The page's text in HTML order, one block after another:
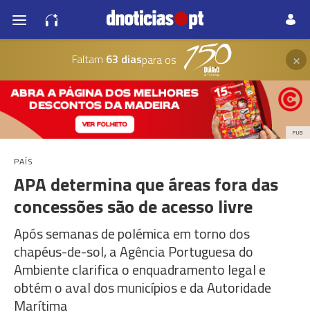
Faltam 63 diaspara os ×
PUB
PAÍS
APA determina que áreas fora das
concessões são de acesso livre
Após semanas de polémica em torno dos
chapéus-de-sol, a Agência Portuguesa do
Ambiente clarifica o enquadramento legal e
obtém o aval dos municípios e da Autoridade
Marítima